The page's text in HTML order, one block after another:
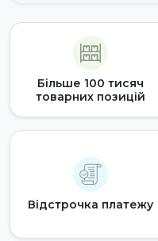
Більше 100 тисяч
товарних позицій
Відстрочка платежу